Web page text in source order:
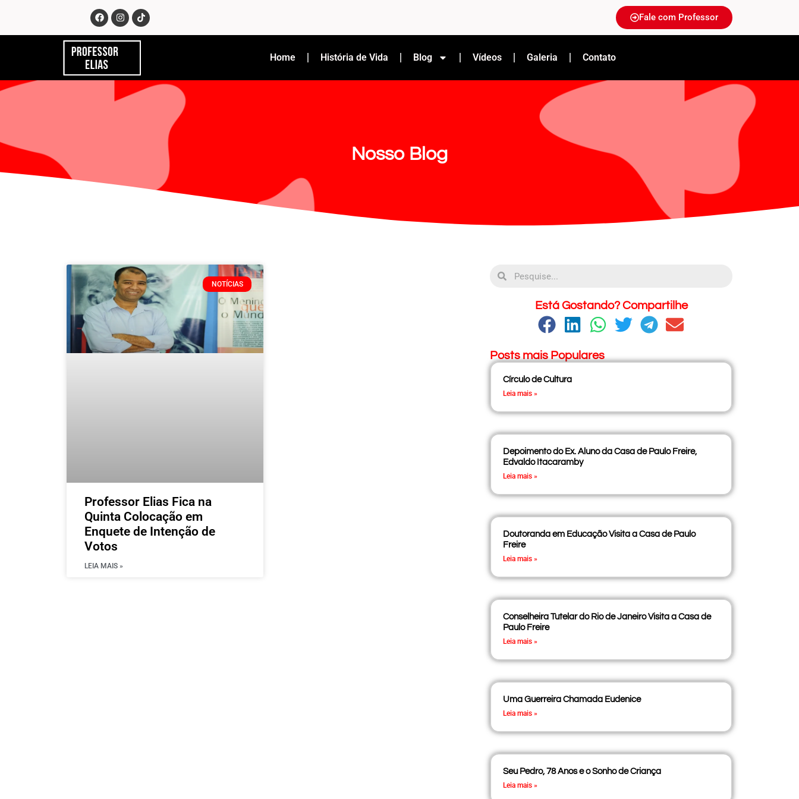
Fale com Professor
Home História de Vida Blog Vídeos Galeria Contato
Nosso Blog
NOTÍCIAS
Professor Elias Fica na
Quinta Colocação em
Enquete de Intenção de
Votos
LEIA MAIS »
Está Gostando? Compartilhe
Posts mais Populares
Círculo de Cultura
Leia mais »
Depoimento do Ex. Aluno da Casa de Paulo Freire,
Edvaldo Itacaramby
Leia mais »
Doutoranda em Educação Visita a Casa de Paulo
Freire
Leia mais »
Conselheira Tutelar do Rio de Janeiro Visita a Casa de
Paulo Freire
Leia mais »
Uma Guerreira Chamada Eudenice
Leia mais »
Seu Pedro, 78 Anos e o Sonho de Criança
Leia mais »